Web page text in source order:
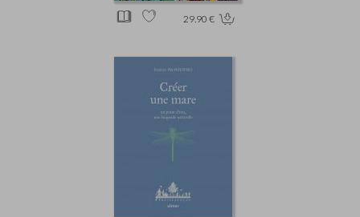
29.90 €